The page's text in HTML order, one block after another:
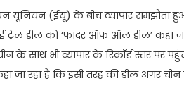
यूनियन (ईयू) के बीच व्यापार समझौता
डील को ‘फादर ऑफ ऑल डील’ कहा
के साथ भी व्यापार के रिकॉर्ड स्तर पर
जा रहा है कि इसी तरह की डील अगर चीन